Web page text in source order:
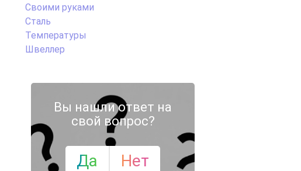
Своими руками
Сталь
Температуры
Швеллер
Вы нашли ответ на
свой вопрос?
Да Нет